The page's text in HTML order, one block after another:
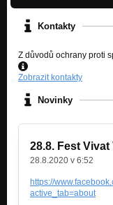
Vivat Michal
Nezařazeno
Nezařazeno
Kontakty
Z důvodů ochrany proti
Zobrazit kontakty
Novinky
28.8. Fest
28.8.2020 v 6:52
https://
active_tab=about